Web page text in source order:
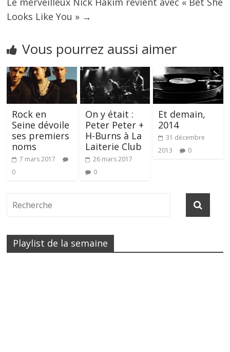
Looks Like You » →
Vous pourrez aussi aimer
Rock en
Seine dévoile
ses premiers
noms
7 mars 2017
0
On y était :
Peter Peter +
H-Burns à La
Laiterie Club
26 mars 2017
0
Et demain,
2014
31 décembre
2013
0
Playlist de la semaine